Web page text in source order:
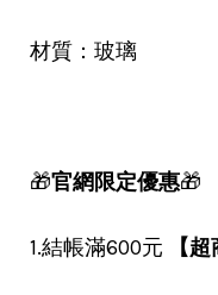
材質：玻璃
🎁官網限定優惠🎁
1.結帳滿600元 【